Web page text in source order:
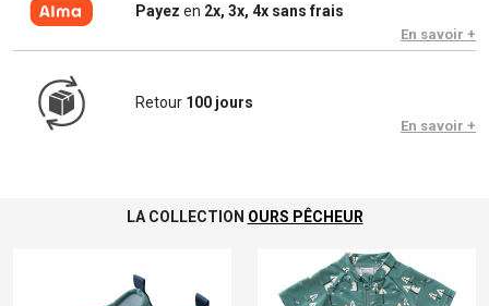
Payez en 2x, 3x, 4x sans frais
En savoir +
Retour 100 jours
En savoir +
LA COLLECTION OURS PÊCHEUR